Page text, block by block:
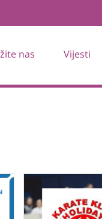
nas Vijesti